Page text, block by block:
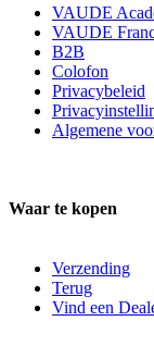
VAUDE
VAUDE
B2B
Colofon
Privacybeleid
Algemene
Waar te kopen
Verzending
Terug
Vind een